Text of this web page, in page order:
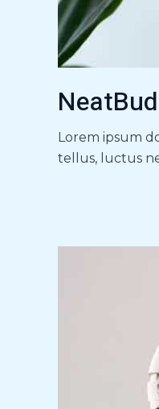
Lorem ipsum
tellus, luctus